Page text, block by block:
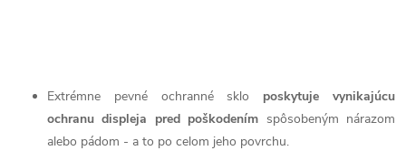
Extrémne pevné ochranné sklo poskytuje vynikajúcu
ochranu displeja pred poškodením spôsobeným nárazom
alebo pádom - a to po celom jeho povrchu.